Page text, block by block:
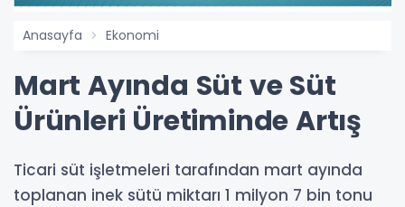
Anasayfa Ekonomi
Mart Ayında Süt ve Süt
Ürünleri Üretiminde Artış
Ticari süt işletmeleri tarafından mart ayında
toplanan inek sütü miktarı 1 milyon 7 bin tonu